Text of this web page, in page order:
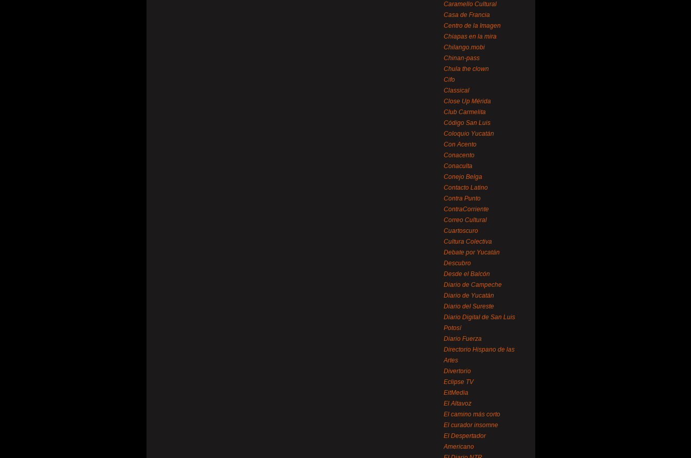
Caramello Cultural
Casa de Francia
Centro de la Imagen
Chiapas en la mira
Chilango.mobi
Chinan-pass
Chula the clown
Cifo
Classical
Close Up Mérida
Club Carmelita
Código San Luis
Coloquio Yucatán
Con Acento
Conacento
Conaculta
Conejo Belga
Contacto Latino
Contra Punto
ContraCorriente
Correo Cultural
Cuartoscuro
Cultura Colectiva
Debate por Yucatán
Descubro
Desde el Balcón
Diario de Campeche
Diario de Yucatán
Diario del Sureste
Diario Digital de San Luis
Potosí
Diario Fuerza
Directorio Hispano de las
Artes
Divertorio
Eclipse TV
EitMedia
El Altavoz
El camino más corto
El curador insomne
El Despertador
Americano